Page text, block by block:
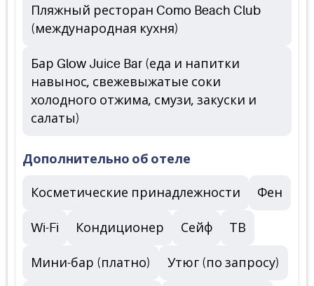
Пляжный ресторан Como Beach Club
(международная кухня)
Бар Glow Juice Bar (еда и напитки
навынос, свежевыжатые соки
холодного отжима, смузи, закуски и
салаты)
Дополнительно об отеле
Косметические принадлежности Фен
Wi-Fi Кондиционер Сейф ТВ
Мини-бар (платно) Утюг (по запросу)